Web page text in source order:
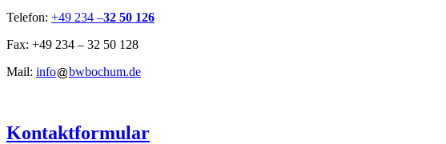
Telefon: +49 234 –32 50 126
Fax: +49 234 – 32 50 128
Mail: info bwbochum.de
Kontaktformular